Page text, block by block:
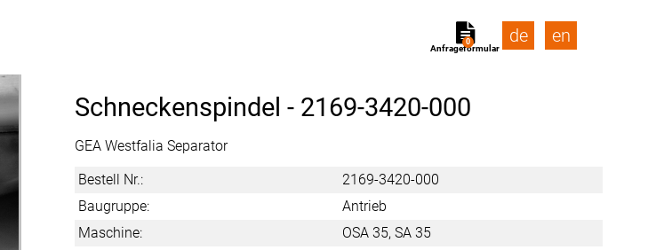
Anfrageformular
0 de en
Schneckenspindel - 2169-3420-000
GEA Westfalia Separator
Bestell Nr.:
2169-3420-000
Baugruppe:
Antrieb
Maschine:
OSA 35, SA 35